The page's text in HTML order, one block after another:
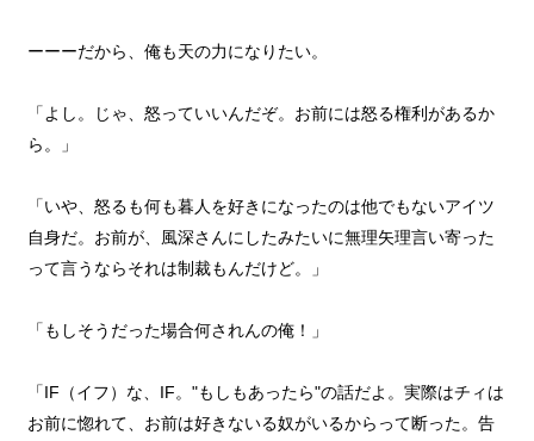
ーーーだから、俺も天の力になりたい。
「よし。じゃ、怒っていいんだぞ。お前には怒る権利があるか
ら。」
「いや、怒るも何も暮人を好きになったのは他でもないアイツ
自身だ。お前が、風深さんにしたみたいに無理矢理言い寄った
って言うならそれは制裁もんだけど。」
「もしそうだった場合何されんの俺！」
「IF（イフ）な、IF。"もしもあったら"の話だよ。実際はチィは
お前に惚れて、お前は好きないる奴がいるからって断った。告